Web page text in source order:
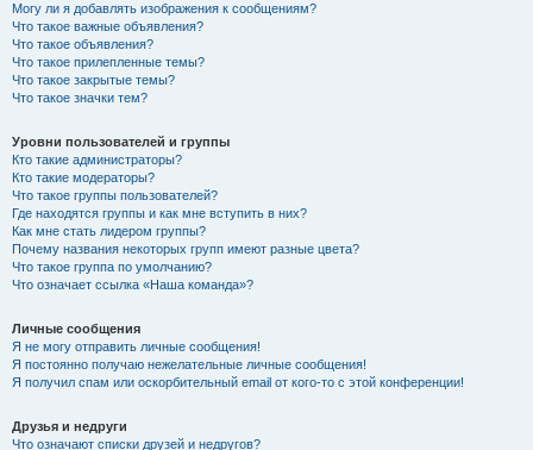
Могу ли я добавлять изображения к сообщениям?
Что такое важные объявления?
Что такое объявления?
Что такое прилепленные темы?
Что такое закрытые темы?
Что такое значки тем?
Уровни пользователей и группы
Кто такие администраторы?
Кто такие модераторы?
Что такое группы пользователей?
Где находятся группы и как мне вступить в них?
Как мне стать лидером группы?
Почему названия некоторых групп имеют разные цвета?
Что такое группа по умолчанию?
Что означает ссылка «Наша команда»?
Личные сообщения
Я не могу отправить личные сообщения!
Я постоянно получаю нежелательные личные сообщения!
Я получил спам или оскорбительный email от кого-то с этой конференции!
Друзья и недруги
Что означают списки друзей и недругов?